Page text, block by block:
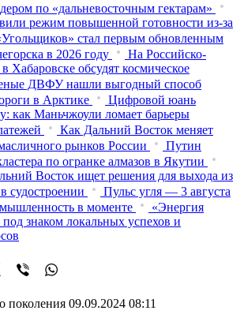
по «дальневосточным гектарам»
режим повышенной готовности из‑за
стал первым обновленным
в 2026 году
На Российско-
Хабаровске обсудят космическое
ДВФУ нашли выгодный способ
в Арктике
Цифровой юань
как Маньчжоули ломает барьеры
Как Дальний Восток меняет
рынков России
Путин
по огранке алмазов в Якутии
Восток ищет решения для выхода из
судостроении
Пульс угля — 3 августа
в моменте
«Энергия
знаком локальных успехов и
поколения 09.09.2024 08:11